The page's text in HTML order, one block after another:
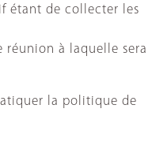
étant de collecter les
réunion à laquelle sera
la politique de